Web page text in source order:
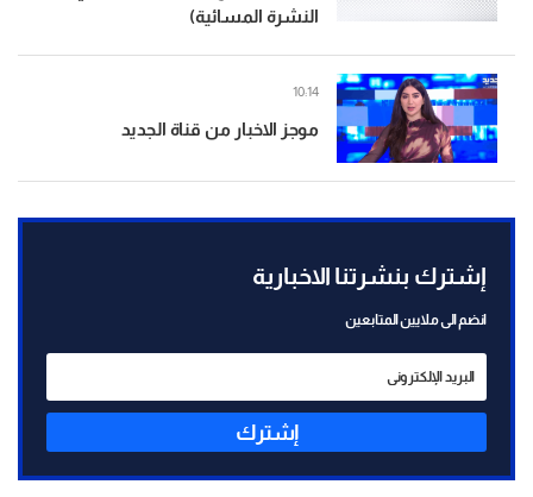
النشرة المسائية)
موجز الاخبار من قناة الجديد
10:14
إشترك بنشرتنا الاخبارية
انضم الى ملايين المتابعين
إشترك